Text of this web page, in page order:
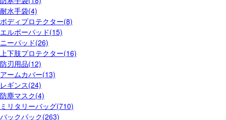
耐水手袋(4)
ボディプロテクター(8)
エルボーパッド(15)
ニーパッド(26)
上下肢プロテクター(16)
防刃用品(12)
アームカバー(13)
レギンス(24)
防塵マスク(4)
ミリタリーバッグ(710)
バックパック(263)